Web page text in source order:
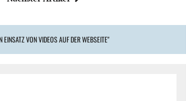
VON VIDEOS AUF DER WEBSEITE"